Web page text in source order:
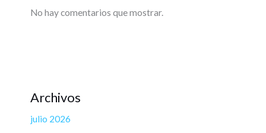
No hay comentarios que mostrar.
Archivos
julio 2026